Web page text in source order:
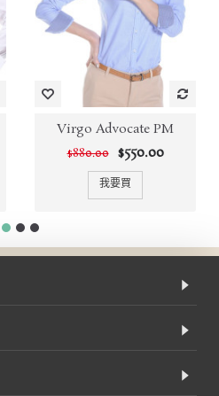
Virgo Advocate PM
$880.00 $550.00
我要買